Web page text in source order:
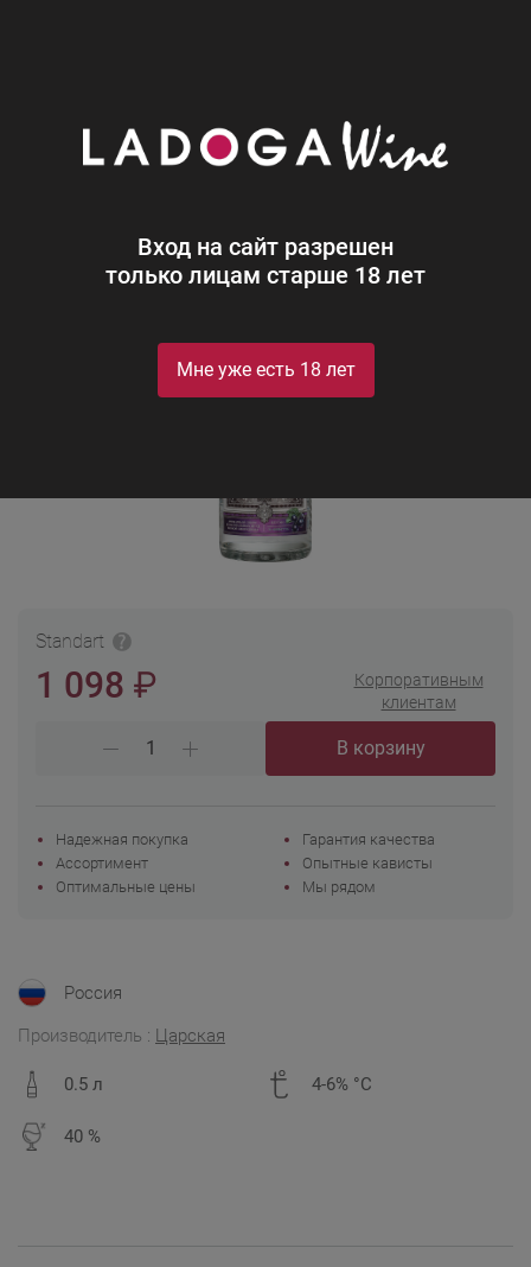
Вход на сайт разрешен
только лицам старше 18 лет
Мне уже есть 18 лет
Царская Оригинальная Черная
Царская Оригинальная Черная
Россия
Производитель : Царская
0.5 л 4-6% °C
40 %
Standart
1 098 ₽
Корпоративным
клиентам
В корзину
Надежная покупка
Гарантия качества
Ассортимент
Опытные кависты
Оптимальные цены
Мы рядом